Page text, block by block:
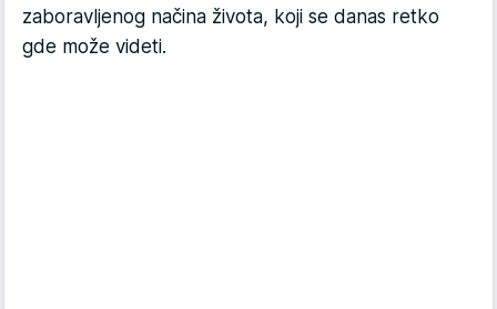
zaboravljenog načina života, koji se danas retko
gde može videti.